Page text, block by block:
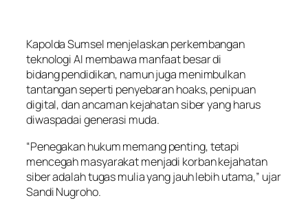
Kapolda Sumsel menjelaskan perkembangan
teknologi AI membawa manfaat besar di
bidang pendidikan, namun juga menimbulkan
tantangan seperti penyebaran hoaks, penipuan
digital, dan ancaman kejahatan siber yang harus
diwaspadai generasi muda.
“Penegakan hukum memang penting, tetapi
mencegah masyarakat menjadi korban kejahatan
siber adalah tugas mulia yang jauh lebih utama,” ujar
Sandi Nugroho.